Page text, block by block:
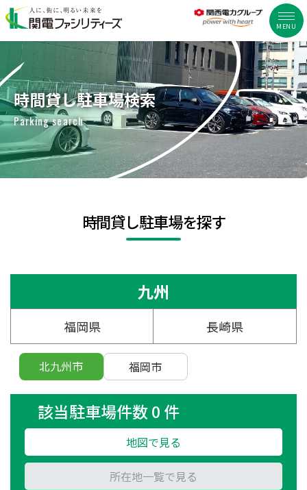
MENU
時間貸し駐車場検索
Parking search
時間貸し駐車場を探す
九州
福岡県 長崎県
北九州市 福岡市
該当駐車場件数 0 件
地図で見る
所在地一覧で見る